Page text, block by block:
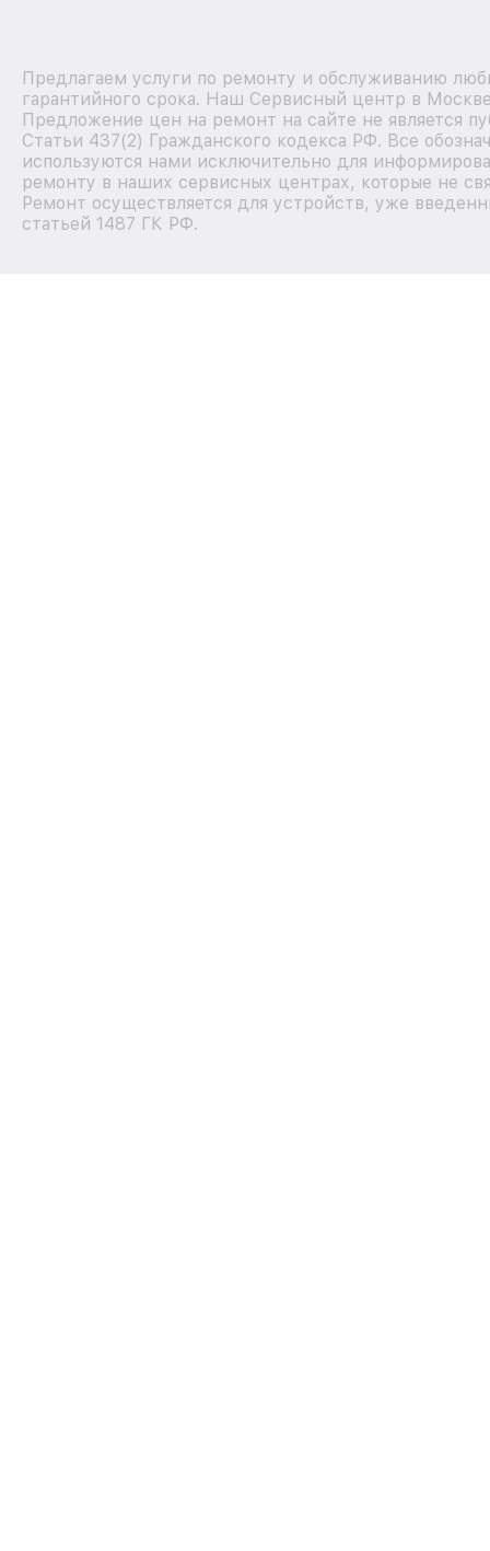
Предлагаем услуги по ремонту и обслуживанию
гарантийного срока. Наш Сервисный центр в
Предложение цен на ремонт на сайте не является
Статьи 437(2) Гражданского кодекса РФ. Все
используются нами исключительно для
ремонту в наших сервисных центрах, которые не
Ремонт осуществляется для устройств, уже
статьей 1487 ГК РФ.